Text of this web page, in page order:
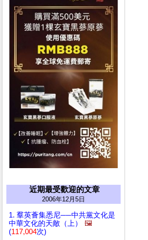
近期最受歡迎的文章
2006年12月5日
1. 羣英薈集悉尼──中共黨文化是
中華文化的天敵（上）
🖼️
(117,004次)